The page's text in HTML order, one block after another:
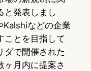
k
a
と発表しまし
などの企業
ことを目指して
ダで開催された
ヶ月内に提案さ